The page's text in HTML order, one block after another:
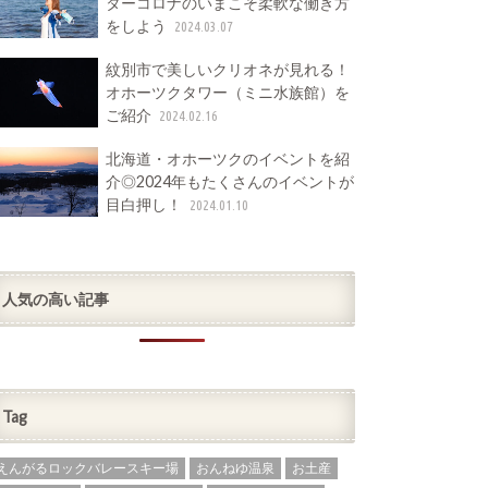
をしよう
2024.03.07
紋別市で美しいクリオネが見れる！
オホーツクタワー（ミニ水族館）を
ご紹介
2024.02.16
北海道・オホーツクのイベントを紹
介◎2024年もたくさんのイベントが
目白押し！
2024.01.10
人気の高い記事
Tag
んがるロックバレースキー場 おんねゆ温泉
お土産